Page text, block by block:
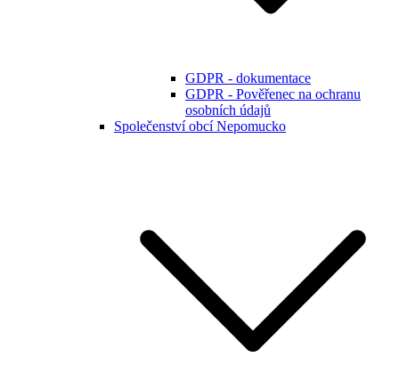
GDPR - dokumentace
GDPR - Pověřenec na ochranu
osobních údajů
Společenství obcí Nepomucko